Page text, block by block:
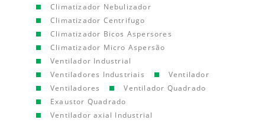
Climatizador Nebulizador
Climatizador Centrifugo
Climatizador Bicos Aspersores
Climatizador Micro Aspersão
Ventilador Industrial
Ventiladores Industriais
Ventilador
Ventiladores
Ventilador Quadrado
Exaustor Quadrado
Ventilador axial Industrial